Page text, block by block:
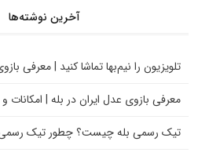
آخرین نوشته‌ها
تلویزیون را نیم‌بها تماشا کنید | معرفی
معرفی بازوی عدل ایران در بله | امکانات و
تیک رسمی بله چیست؟ چطور تیک رسمی